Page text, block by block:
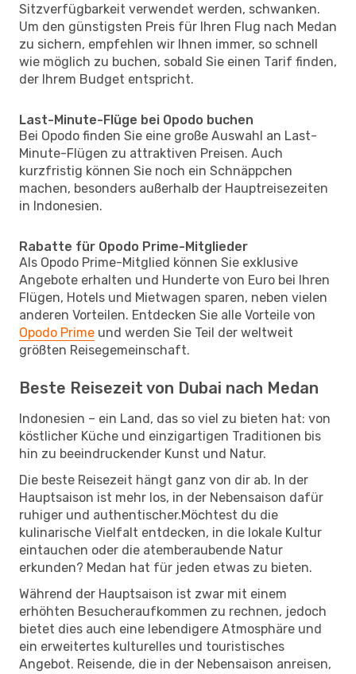
Sitzverfügbarkeit verwendet werden, schwanken.
Um den günstigsten Preis für Ihren Flug nach Medan
zu sichern, empfehlen wir Ihnen immer, so schnell
wie möglich zu buchen, sobald Sie einen Tarif finden,
der Ihrem Budget entspricht.
Last-Minute-Flüge bei Opodo buchen
Bei Opodo finden Sie eine große Auswahl an Last-
Minute-Flügen zu attraktiven Preisen. Auch
kurzfristig können Sie noch ein Schnäppchen
machen, besonders außerhalb der Hauptreisezeiten
in Indonesien.
Rabatte für Opodo Prime-Mitglieder
Als Opodo Prime-Mitglied können Sie exklusive
Angebote erhalten und Hunderte von Euro bei Ihren
Flügen, Hotels und Mietwagen sparen, neben vielen
anderen Vorteilen. Entdecken Sie alle Vorteile von
Opodo Prime und werden Sie Teil der weltweit
größten Reisegemeinschaft.
Beste Reisezeit von Dubai nach Medan
Indonesien – ein Land, das so viel zu bieten hat: von
köstlicher Küche und einzigartigen Traditionen bis
hin zu beeindruckender Kunst und Natur.
Die beste Reisezeit hängt ganz von dir ab. In der
Hauptsaison ist mehr los, in der Nebensaison dafür
ruhiger und authentischer.Möchtest du die
kulinarische Vielfalt entdecken, in die lokale Kultur
eintauchen oder die atemberaubende Natur
erkunden? Medan hat für jeden etwas zu bieten.
Während der Hauptsaison ist zwar mit einem
erhöhten Besucheraufkommen zu rechnen, jedoch
bietet dies auch eine lebendigere Atmosphäre und
ein erweitertes kulturelles und touristisches
Angebot. Reisende, die in der Nebensaison anreisen,